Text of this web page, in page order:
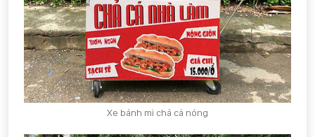
Xe bánh mì chả cá nóng